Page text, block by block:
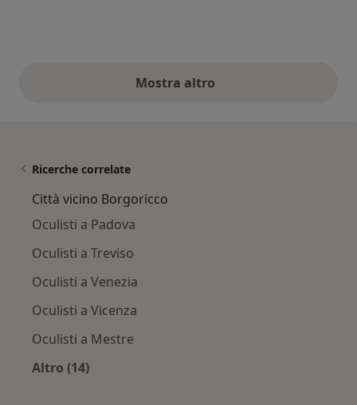
Mostra altroopinioni di cui sopra
Ricerche correlate
Città vicino Borgoricco
Oculisti a Padova
Oculisti a Treviso
Oculisti a Venezia
Oculisti a Vicenza
Oculisti a Mestre
Altro (14)